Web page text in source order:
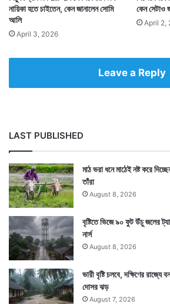
Tags Entertainment News Rupert Murdoch
নায়িকা হতে চাইতেন, কেন জানালেন সোমি
আলি
April 3, 2026
কেন সেটাও
April 2,
Leave a Reply
LAST PUBLISHED
মাঠ ভরা ধনে মাঠেই নষ্ট করে
তাঁরা
August 8, 2026
বৃষ্টিতে ভিজে ৯০ ফুট উঁচু জলের
নার্স
August 8, 2026
ভারী বৃষ্টি চলবে, দক্ষিণের রাজ্যে
দোসর ঝড়
August 7, 2026